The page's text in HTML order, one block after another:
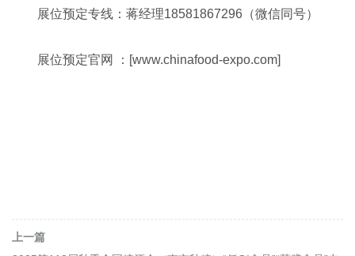
展位预定专线：蒋经理18581867296（微信同号）
展位预定官网 ：[www.chinafood-expo.com]
上一篇